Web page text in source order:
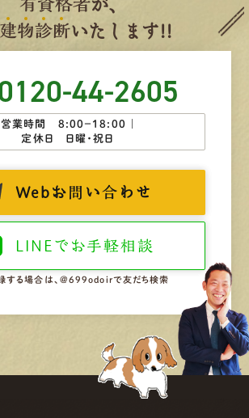
有資格者が、
建物診断いたします!!
44-2605
営業時間 8:00−18:00 ｜
定休日 日曜・祝日
Web お問い合わせ
LINEで お手軽相談
する場合は、@699odoirで友だち検索